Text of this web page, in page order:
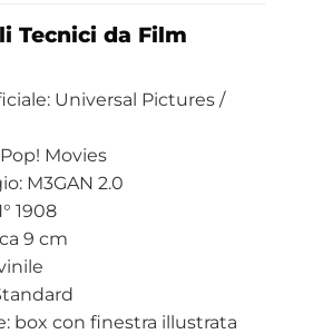
Tecnici da Film
Universal Pictures /
Movies
M3GAN 2.0
1908
9 cm
box con finestra illustrata